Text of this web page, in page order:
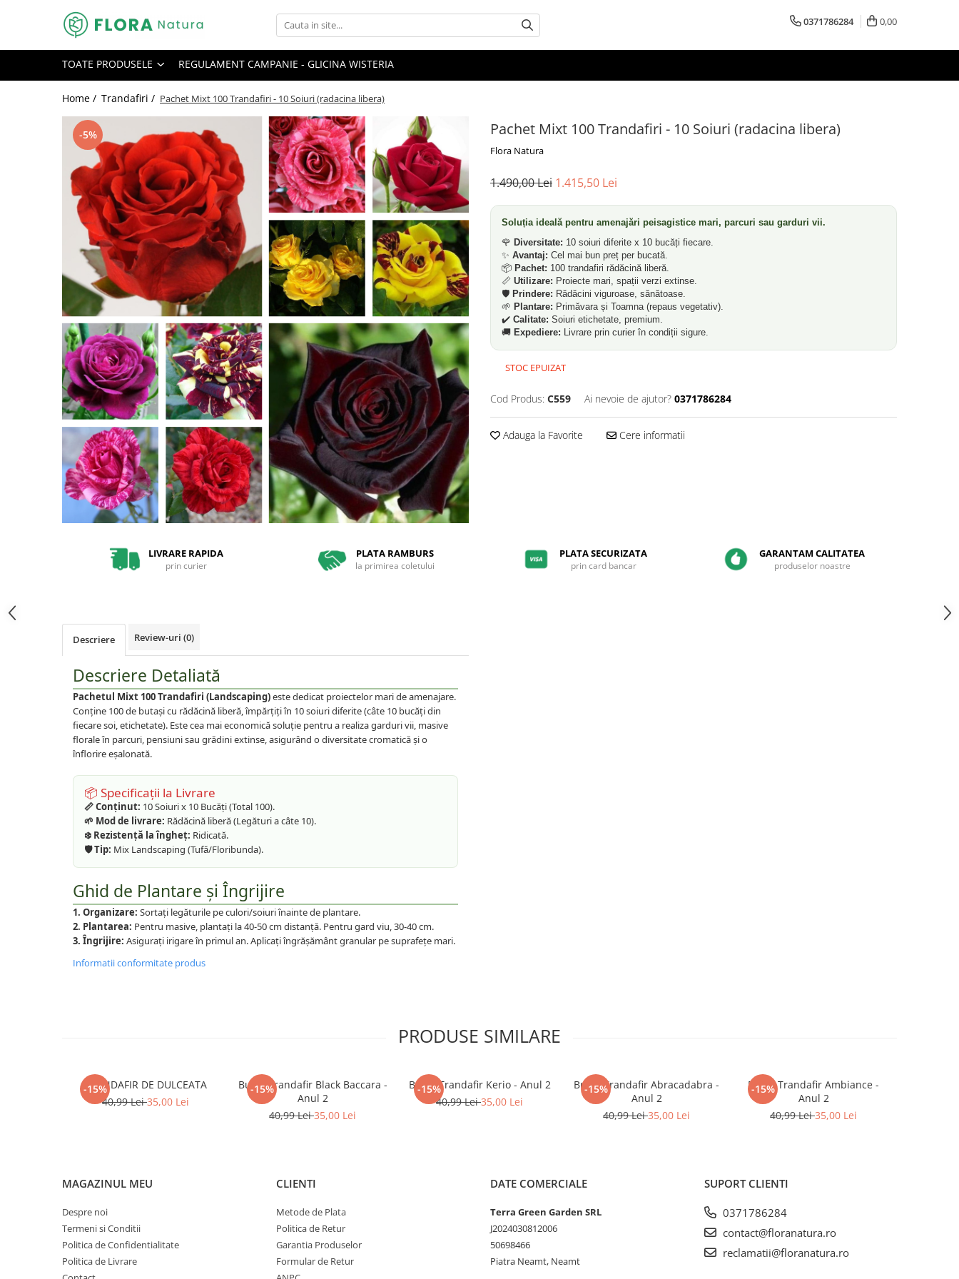
Arbori Ornamentali
Arbusti cu flori
Magnolii
Pachete Promotionale
Plante foioase
Plante urcatoare
Pomi columnari
Trandafiri copac
Trandafiri pomisor plangator
Trandafiri tufa
Trandafiri urcatori
0371786284 0,00
TOATE PRODUSELE REGULAMENT CAMPANIE - GLICINA WISTERIA
Home / Trandafiri / Pachet Mixt 100 Trandafiri - 10 Soiuri (radacina libera)
Pachet Mixt 100 Trandafiri - 10 Soiuri (radacina libera)
Flora Natura
-5%
1.490,00 Lei 1.415,50 Lei
Soluția ideală pentru amenajări peisagistice mari, parcuri sau garduri vii.
🌹 Diversitate: 10 soiuri diferite x 10 bucăți fiecare.
✨ Avantaj: Cel mai bun preț per bucată.
📦 Pachet: 100 trandafiri rădăcină liberă.
📏 Utilizare: Proiecte mari, spații verzi extinse.
🛡️ Prindere: Rădăcini viguroase, sănătoase.
🌱 Plantare: Primăvara și Toamna (repaus vegetativ).
✔️ Calitate: Soiuri etichetate, premium.
🚚 Expediere: Livrare prin curier în condiții sigure.
STOC EPUIZAT
Cod Produs: C559 Ai nevoie de ajutor? 0371786284
Adauga la Favorite Cere informatii
LIVRARE RAPIDA
prin curier
PLATA RAMBURS
la primirea coletului
PLATA SECURIZATA
prin card bancar
GARANTAM CALITATEA
produselor noastre
Descriere Review-uri (0)
Descriere Detaliată
Pachetul Mixt 100 Trandafiri (Landscaping)este dedicat proiectelor mari de amenajare.
Conține 100 de butași cu rădăcină liberă, împărțiți în 10 soiuri diferite (câte 10 bucăți din
fiecare soi, etichetate). Este cea mai economică soluție pentru a realiza garduri vii, masive
florale în parcuri, pensiuni sau grădini extinse, asigurând o diversitate cromatică și o
înflorire eșalonată.
📦 Specificații la Livrare
📏 Conținut: 10 Soiuri x 10 Bucăți (Total 100).
🌱 Mod de livrare: Rădăcină liberă (Legături a câte 10).
❄️ Rezistență la îngheț: Ridicată.
🛡️ Tip: Mix Landscaping (Tufă/Floribunda).
Ghid de Plantare și Îngrijire
1. Organizare: Sortați legăturile pe culori/soiuri înainte de plantare.
2. Plantarea: Pentru masive, plantați la 40-50 cm distanță. Pentru gard viu, 30-40 cm.
3. Îngrijire: Asigurați irigare în primul an. Aplicați îngrășământ granular pe suprafețe mari.
Informatii conformitate produs
PRODUSE SIMILARE
-15%
TRANDAFIR DE DULCEATA
40,99 Lei35,00 Lei
-15%
Butaș Trandafir Black Baccara -
Anul 2
40,99 Lei35,00 Lei
-15%
Butaș Trandafir Kerio - Anul 2
40,99 Lei35,00 Lei
-15%
Butaș Trandafir Abracadabra -
Anul 2
40,99 Lei35,00 Lei
-15%
Butaș Trandafir Ambiance -
Anul 2
40,99 Lei35,00 Lei
MAGAZINUL MEU
Despre noi
Termeni si Conditii
Politica de Confidentialitate
Politica de Livrare
CLIENTI
Metode de Plata
Politica de Retur
Garantia Produselor
Formular de Retur
DATE COMERCIALE
Terra Green Garden SRL
J2024030812006
50698466
Piatra Neamt, Neamt
SUPORT CLIENTI
0371786284
contact@floranatura.ro
reclamatii@floranatura.ro